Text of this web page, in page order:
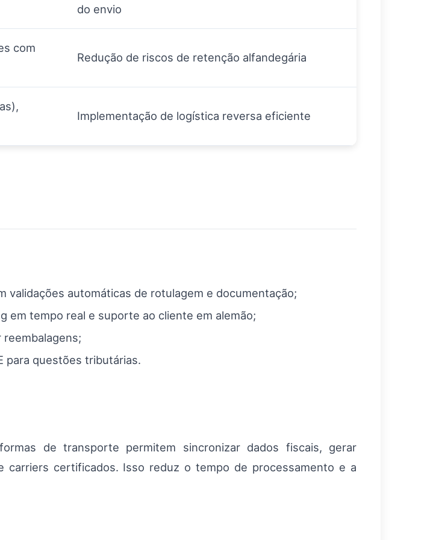
do envio
com
Redução de riscos de retenção alfandegária
Implementação de logística reversa eficiente
validações automáticas de rotulagem e documentação;
em tempo real e suporte ao cliente em alemão;
reembalagens;
para questões tributárias.
de transporte permitem sincronizar dados fiscais, gerar
carriers certificados. Isso reduz o tempo de processamento e a